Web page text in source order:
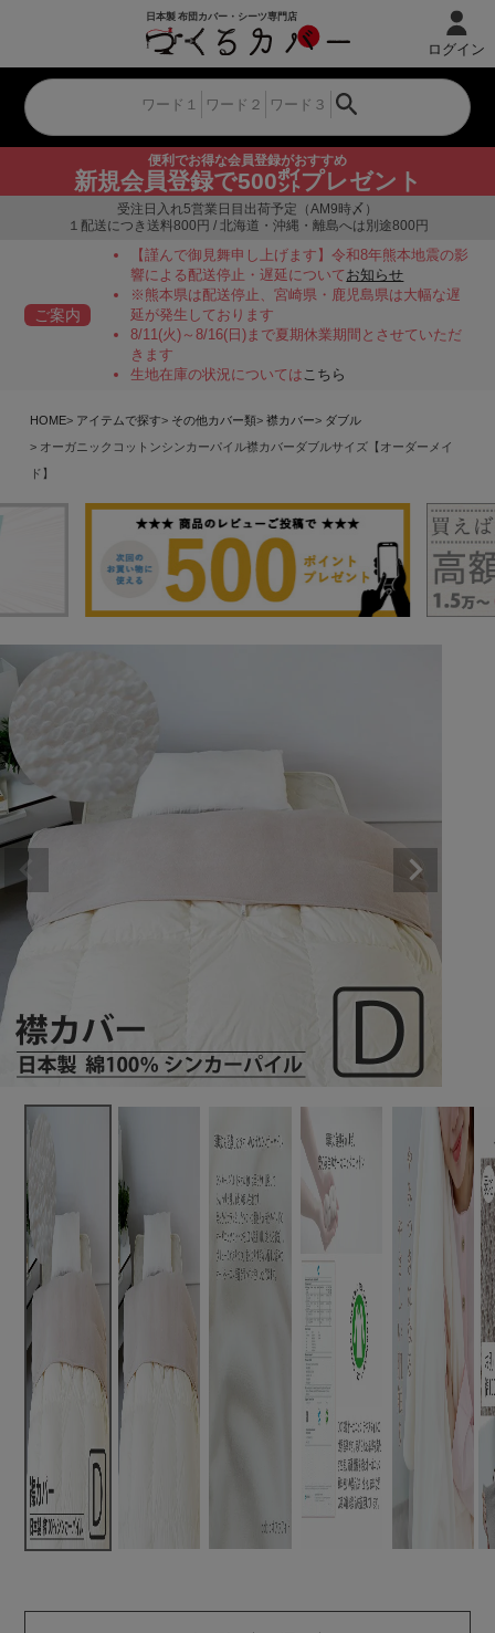
便利でお得な会員登録がおすすめ
新規会員登録で500㌽プレゼント
ログイン
受注日入れ5営業日目出荷予定（AM9時〆）
１配送につき送料800円 / 北海道・沖縄・離島へは別途800円
ご案内
【謹んで御見舞申し上げます】令和8年熊本地震の影
響による配送停止・遅延についてお知らせ
※熊本県は配送停止、宮崎県・鹿児島県は大幅な遅
延が発生しております
8/11(火)～8/16(日)まで夏期休業期間とさせていただ
きます
生地在庫の状況についてはこちら
HOME アイテムで探す その他カバー類 襟カバー
ダブル
オーガニックコットンシンカーパイル襟カバーダブルサイズ【オーダーメイ
ド】